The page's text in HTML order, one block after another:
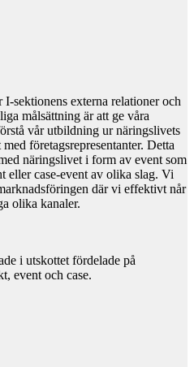
sektionens externa relationer och
målsättning är att ge våra
vår utbildning ur näringslivets
företagsrepresentanter. Detta
näringslivet i form av event som
eller case-event av olika slag. Vi
där vi effektivt når
olika kanaler.
i utskottet fördelade på
event och case.